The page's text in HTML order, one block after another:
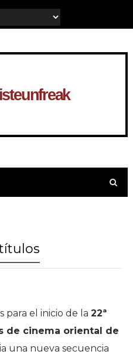
para el inicio de la 22ª
de cinema oriental de
una nueva secuencia